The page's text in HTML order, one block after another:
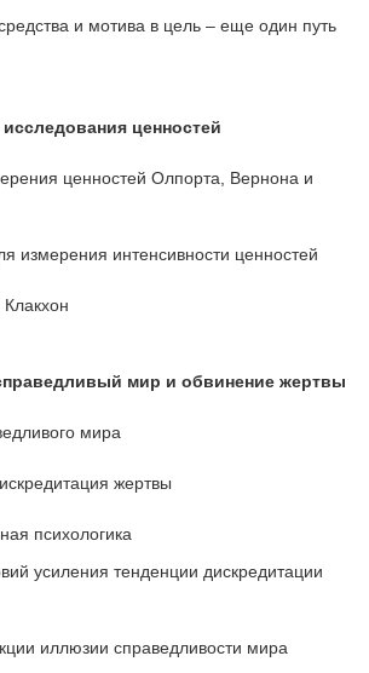
и мотива в цель – еще один путь
ценностей
ценностей Олпорта, Вернона и
измерения интенсивности ценностей
мир и обвинение жертвы
мира
жертвы
психологика
усиления тенденции дискредитации
иллюзии справедливости мира